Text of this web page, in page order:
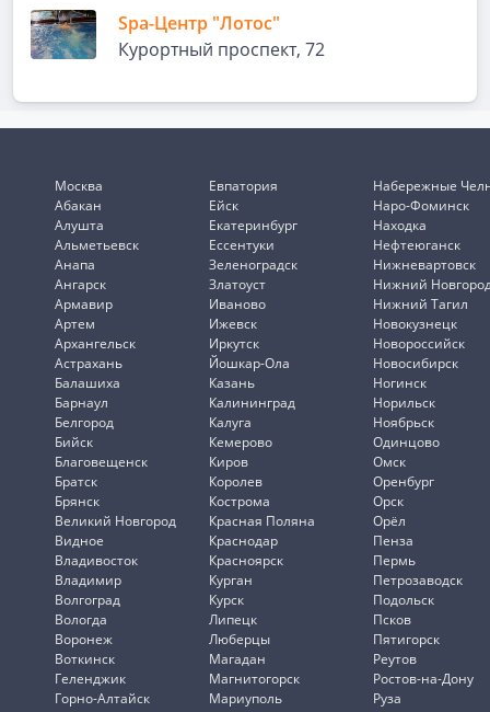
Spa-Центр "Лотос"
Курортный проспект, 72
Москва
Абакан
Алушта
Альметьевск
Анапа
Ангарск
Армавир
Артем
Архангельск
Астрахань
Балашиха
Барнаул
Белгород
Бийск
Благовещенск
Братск
Брянск
Великий Новгород
Видное
Владивосток
Владимир
Волгоград
Вологда
Воронеж
Воткинск
Геленджик
Горно-Алтайск
Евпатория
Ейск
Екатеринбург
Ессентуки
Зеленоградск
Златоуст
Иваново
Ижевск
Иркутск
Йошкар-Ола
Казань
Калининград
Калуга
Кемерово
Киров
Королев
Кострома
Красная Поляна
Краснодар
Красноярск
Курган
Курск
Липецк
Люберцы
Магадан
Магнитогорск
Мариуполь
Набережные
Наро-Фоминск
Находка
Нефтеюганск
Нижневартовск
Нижний
Нижний Тагил
Новокузнецк
Новороссийск
Новосибирск
Ногинск
Норильск
Ноябрьск
Одинцово
Омск
Оренбург
Орск
Орёл
Пенза
Пермь
Петрозаводск
Подольск
Псков
Пятигорск
Реутов
Ростов-на-Дону
Руза